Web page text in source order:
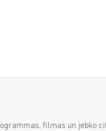
filmas un jebko